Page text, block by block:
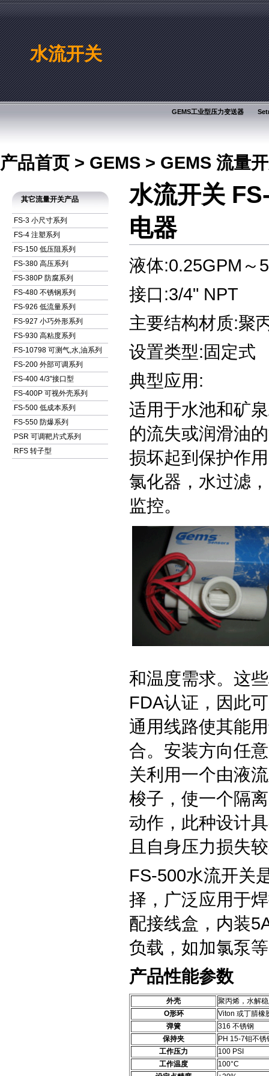
水流开关
GEMS工业型压力变送器
产品首页 > GEMS > GEMS 流量
其它流量开关产品
FS-3 小尺寸系列
FS-4 注塑系列
FS-150 低压阻系列
FS-380 高压系列
FS-380P 防腐系列
FS-480 不锈钢系列
FS-926 低流量系列
FS-927 小巧外形系列
FS-930 高粘度系列
FS-10798 可测气,水,油系列
FS-200 外部可调系列
FS-400 4/3"接口型
FS-400P 可视外壳系列
FS-500 低成本系列
FS-550 防爆系列
PSR 可调靶片式系列
RFS 转子型
水流开关
电器
液体:0.25GPM～
接口:3/4" NPT
主要结构材质:聚
设置类型:固定式
典型应用:
适用于水池和矿
的流失或润滑油
损坏起到保护作
氯化器，水过滤
监控。
和温度需求。这
FDA认证，因此
通用线路使其能
合。安装方向任
关利用一个由液
梭子，使一个隔
动作，此种设计
且自身压力损失
FS-500水流开关
择，广泛应用于
配接线盒，内装
负载，如加氯泵
产品性能参数
外壳
聚丙烯，水解
O形环
Viton 或丁腈橡
弹簧
316 不锈钢
保持夹
PH 15-7钼不锈
工作压力
100 PSI
工作温度
100°C